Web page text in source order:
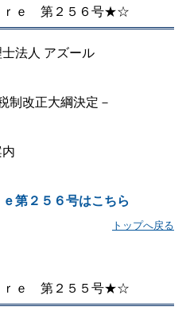
ｒｅ 第２５６号★☆
法人 アズール
制改正大綱決定－
第２５６号はこちら
トップへ戻る
ｒｅ 第２５５号★☆